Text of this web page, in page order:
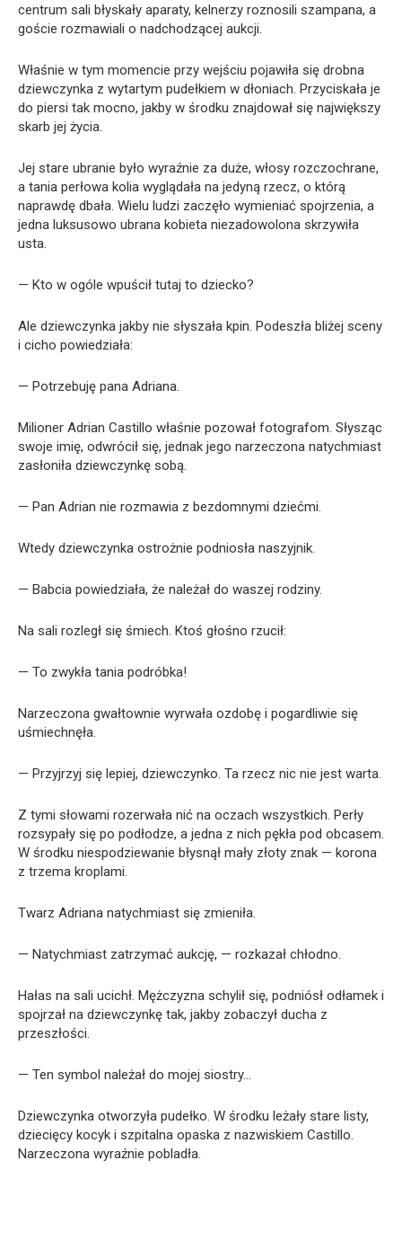
centrum sali błyskały aparaty, kelnerzy roznosili szampana, a
goście rozmawiali o nadchodzącej aukcji.
Właśnie w tym momencie przy wejściu pojawiła się drobna
dziewczynka z wytartym pudełkiem w dłoniach. Przyciskała je
do piersi tak mocno, jakby w środku znajdował się największy
skarb jej życia.
Jej stare ubranie było wyraźnie za duże, włosy rozczochrane,
a tania perłowa kolia wyglądała na jedyną rzecz, o którą
naprawdę dbała. Wielu ludzi zaczęło wymieniać spojrzenia, a
jedna luksusowo ubrana kobieta niezadowolona skrzywiła
usta.
— Kto w ogóle wpuścił tutaj to dziecko?
Ale dziewczynka jakby nie słyszała kpin. Podeszła bliżej sceny
i cicho powiedziała:
— Potrzebuję pana Adriana.
Milioner Adrian Castillo właśnie pozował fotografom. Słysząc
swoje imię, odwrócił się, jednak jego narzeczona natychmiast
zasłoniła dziewczynkę sobą.
— Pan Adrian nie rozmawia z bezdomnymi dziećmi.
Wtedy dziewczynka ostrożnie podniosła naszyjnik.
— Babcia powiedziała, że należał do waszej rodziny.
Na sali rozległ się śmiech. Ktoś głośno rzucił:
— To zwykła tania podróbka!
Narzeczona gwałtownie wyrwała ozdobę i pogardliwie się
uśmiechnęła.
— Przyjrzyj się lepiej, dziewczynko. Ta rzecz nic nie jest warta.
Z tymi słowami rozerwała nić na oczach wszystkich. Perły
rozsypały się po podłodze, a jedna z nich pękła pod obcasem.
W środku niespodziewanie błysnął mały złoty znak — korona
z trzema kroplami.
Twarz Adriana natychmiast się zmieniła.
— Natychmiast zatrzymać aukcję, — rozkazał chłodno.
Hałas na sali ucichł. Mężczyzna schylił się, podniósł odłamek i
spojrzał na dziewczynkę tak, jakby zobaczył ducha z
przeszłości.
— Ten symbol należał do mojej siostry…
Dziewczynka otworzyła pudełko. W środku leżały stare listy,
dziecięcy kocyk i szpitalna opaska z nazwiskiem Castillo.
Narzeczona wyraźnie pobladła.